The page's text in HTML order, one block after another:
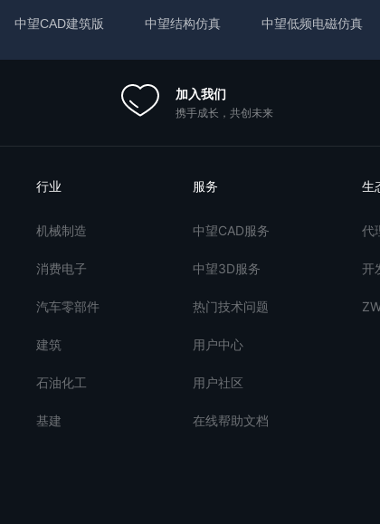
中望CAD建筑版 中望结构仿真 中望低频电磁仿真
加入我们
携手成长，共创未来
行业
机械制造
消费电子
汽车零部件
建筑
石油化工
基建
服务
中望CAD服务
中望3D服务
热门技术问题
用户中心
用户社区
在线帮助文档
生
代
开